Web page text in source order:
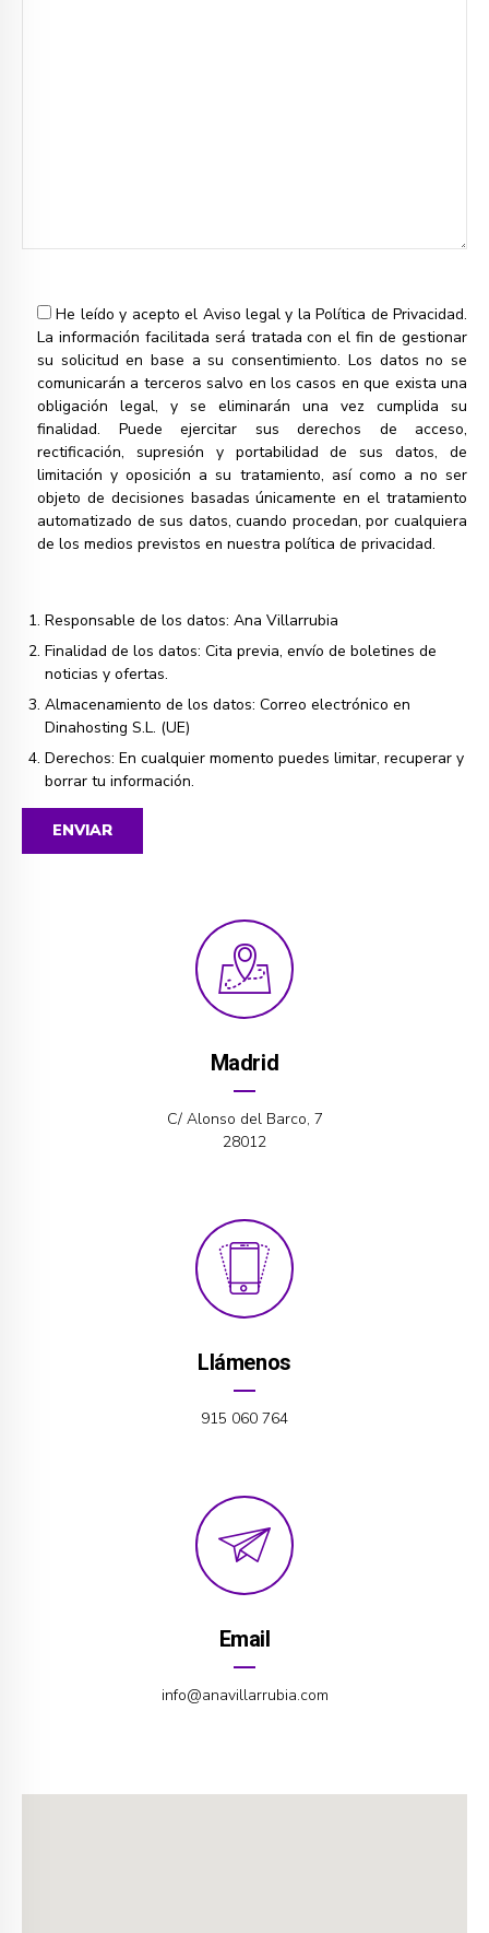
He leído y acepto el Aviso legaly laPolítica de Privacidad.
La información facilitada será tratada con el fin de gestionar
su solicitud en base a su consentimiento. Los datos no se
comunicarán a terceros salvo en los casos en que exista una
obligación legal, y se eliminarán una vez cumplida su
finalidad. Puede ejercitar sus derechos de acceso,
rectificación, supresión y portabilidad de sus datos, de
limitación y oposición a su tratamiento, así como a no ser
objeto de decisiones basadas únicamente en el tratamiento
automatizado de sus datos, cuando procedan, por cualquiera
de los medios previstos en nuestra política de privacidad.
Responsable de los datos: Ana Villarrubia
Finalidad de los datos: Cita previa, envío de boletines de
noticias y ofertas.
Almacenamiento de los datos: Correo electrónico en
Dinahosting S.L. (UE)
Derechos: En cualquier momento puedes limitar, recuperar y
borrar tu información.
Madrid
C/ Alonso del Barco, 7
28012
Llámenos
915 060 764
Email
info@anavillarrubia.com